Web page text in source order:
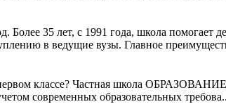
35 лет, с 1991 года, школа помогает
в ведущие вузы. Главное
первом классе? Частная школа
современных образовательных